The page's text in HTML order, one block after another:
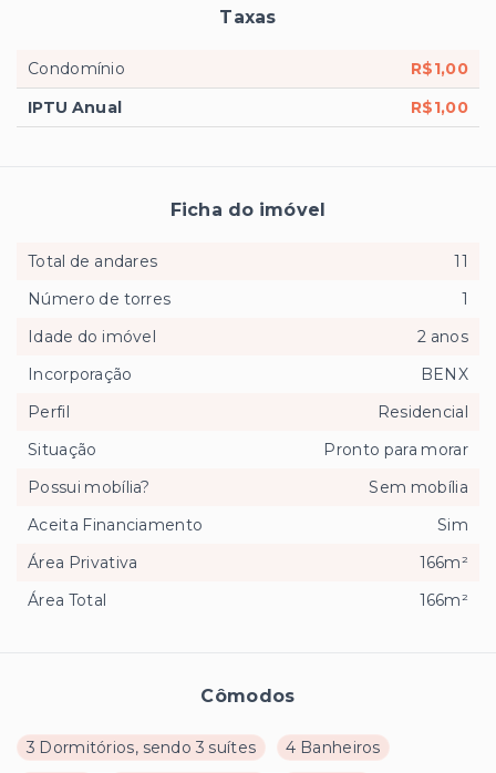
Cômodos
3 Dormitórios, sendo 3 suítes
4 Banheiros
Taxas
Condomínio
R$1,00
IPTU Anual
R$1,00
Ficha do imóvel
Total de andares
11
Número de torres
1
Idade do imóvel
2 anos
Incorporação
BENX
Perfil
Residencial
Situação
Pronto para morar
Possui mobília?
Sem mobília
Aceita Financiamento
Sim
Área Privativa
166m²
Área Total
166m²